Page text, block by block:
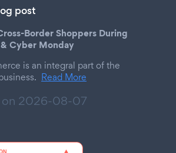
post
Border Shoppers During
Cyber Monday
is an integral part of the
Read More
2026-08-07